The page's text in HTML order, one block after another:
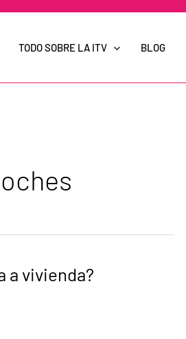
TODO SOBRE LA ITV BLOG
a vivienda?